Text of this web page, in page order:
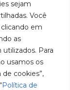
sejam
Você
em
as
Para
usamos os
de cookies”,
Política de
Instagram